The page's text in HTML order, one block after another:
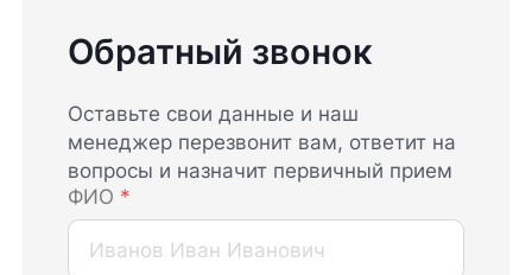
Обратный звонок
Оставьте свои данные и наш
менеджер перезвонит вам, ответит на
вопросы и назначит первичный прием
ФИО *